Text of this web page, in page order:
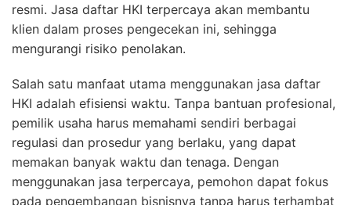
resmi. Jasa daftar HKI terpercaya akan membantu
klien dalam proses pengecekan ini, sehingga
mengurangi risiko penolakan.
Salah satu manfaat utama menggunakan jasa daftar
HKI adalah efisiensi waktu. Tanpa bantuan profesional,
pemilik usaha harus memahami sendiri berbagai
regulasi dan prosedur yang berlaku, yang dapat
memakan banyak waktu dan tenaga. Dengan
menggunakan jasa terpercaya, pemohon dapat fokus
pada pengembangan bisnisnya tanpa harus terhambat